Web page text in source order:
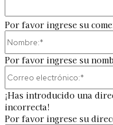
Por favor ingrese su
Por favor ingrese su
¡Has introducido una
incorrecta!
Por favor ingrese su